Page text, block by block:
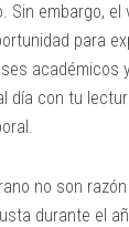
Sin embargo, el
para
académicos
día con tu
no son
durante el